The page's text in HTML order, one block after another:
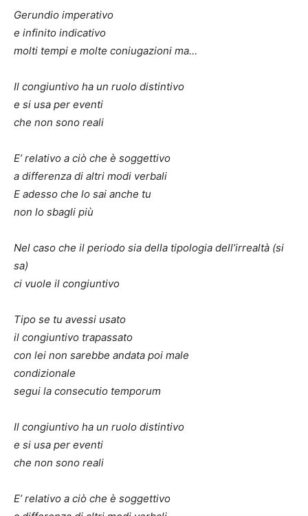
Gerundio imperativo
e infinito indicativo
molti tempi e molte coniugazioni ma…
Il congiuntivo ha un ruolo distintivo
e si usa per eventi
che non sono reali
E’ relativo a ciò che è soggettivo
a differenza di altri modi verbali
E adesso che lo sai anche tu
non lo sbagli più
Nel caso che il periodo sia della tipologia dell’irrealtà (si
sa)
ci vuole il congiuntivo
Tipo se tu avessi usato
il congiuntivo trapassato
con lei non sarebbe andata poi male
condizionale
segui la consecutio temporum
Il congiuntivo ha un ruolo distintivo
e si usa per eventi
che non sono reali
E’ relativo a ciò che è soggettivo